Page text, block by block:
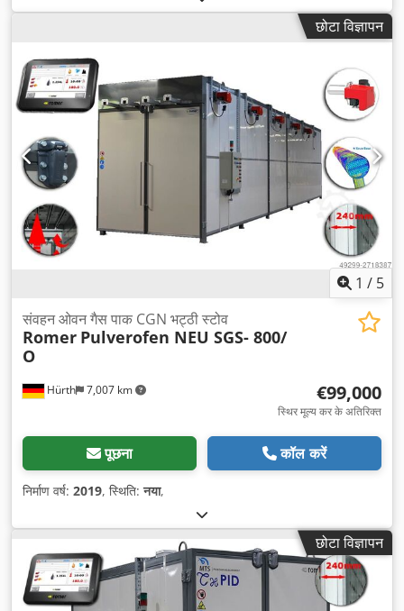
छोटा विज्ञापन
1 / 5
Hürth 7,007 km
संवहन ओवन गैस पाक CGN भट्ठी स्टोव
Romer Pulverofen NEU SGS- 800/
O
€99,000
स्थिर मूल्य कर के अतिरिक्त
पूछना कॉल करें
निर्माण वर्ष: 2019, स्थिति:नया,
छोटा विज्ञापन